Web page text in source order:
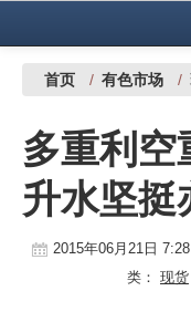
中国有色金属报社主办 广
铜镍铅锌
铝
稀有稀土
首页 / 有色市场 /
多重利空
升水坚挺
2015年06月21日 7:28
类： 现货